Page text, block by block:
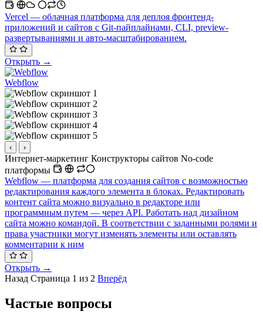
Vercel — облачная платформа для деплоя фронтенд-
приложений и сайтов с Git-пайплайнами, CLI, preview-
развертываниями и авто-масштабированием.
Открыть →
Webflow
‹ ›
Интернет-маркетинг Конструкторы сайтов No-code
платформы
Webflow — платформа для создания сайтов с возможностью
редактирования каждого элемента в блоках. Редактировать
контент сайта можно визуально в редакторе или
программным путем — через API. Работать над дизайном
сайта можно командой. В соответствии с заданными ролями и
права участники могут изменять элементы или оставлять
комментарии к ним
Открыть →
Назад Страница 1 из 2 Вперёд
Частые вопросы